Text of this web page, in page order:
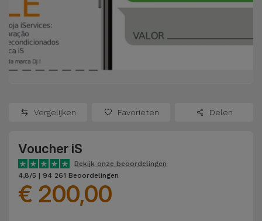
Samsung
Xiaomi
Oppo
OnePlus
Google
Refurbished
Apple
Watches
Refurbished
Refurbished
Refurbished
Consoles
Bekijk
Adapters
Hoezen en
Schermbeschermers
Hoofdtelefoons
en
Luidsprekers
Vergelijken Favorieten Delen
Voucher iS
Bekijk onze beoordelingen
4,8/5 | 94 261 Beoordelingen
€ 200,00